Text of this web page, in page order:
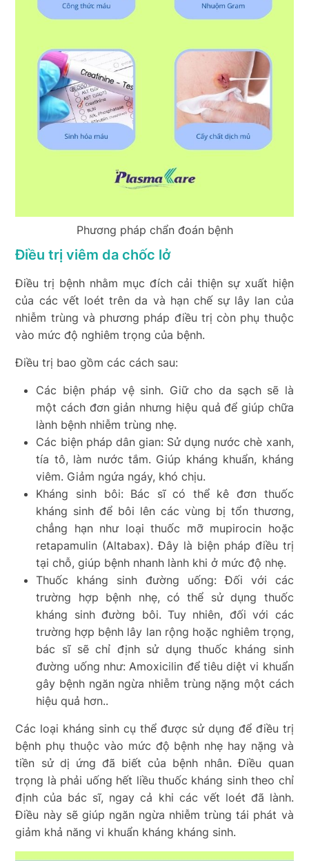
Phương pháp chẩn đoán bệnh
Điều trị viêm da chốc lở
Điều trị bệnh nhằm mục đích cải thiện sự xuất hiện
của các vết loét trên da và hạn chế sự lây lan của
nhiễm trùng và phương pháp điều trị còn phụ thuộc
vào mức độ nghiêm trọng của bệnh.
Điều trị bao gồm các cách sau:
Các biện pháp vệ sinh. Giữ cho da sạch sẽ là
một cách đơn giản nhưng hiệu quả để giúp chữa
lành bệnh nhiễm trùng nhẹ.
Các biện pháp dân gian: Sử dụng nước chè xanh,
tía tô, làm nước tắm. Giúp kháng khuẩn, kháng
viêm. Giảm ngứa ngáy, khó chịu.
Kháng sinh bôi: Bác sĩ có thể kê đơn thuốc
kháng sinh để bôi lên các vùng bị tổn thương,
chẳng hạn như loại thuốc mỡ mupirocin hoặc
retapamulin (Altabax). Đây là biện pháp điều trị
tại chỗ, giúp bệnh nhanh lành khi ở mức độ nhẹ.
Thuốc kháng sinh đường uống: Đối với các
trường hợp bệnh nhẹ, có thể sử dụng thuốc
kháng sinh đường bôi. Tuy nhiên, đối với các
trường hợp bệnh lây lan rộng hoặc nghiêm trọng,
bác sĩ sẽ chỉ định sử dụng thuốc kháng sinh
đường uống như: Amoxicilin để tiêu diệt vi khuẩn
gây bệnh ngăn ngừa nhiễm trùng nặng một cách
hiệu quả hơn..
Các loại kháng sinh cụ thể được sử dụng để điều trị
bệnh phụ thuộc vào mức độ bệnh nhẹ hay nặng và
tiền sử dị ứng đã biết của bệnh nhân. Điều quan
trọng là phải uống hết liều thuốc kháng sinh theo chỉ
định của bác sĩ, ngay cả khi các vết loét đã lành.
Điều này sẽ giúp ngăn ngừa nhiễm trùng tái phát và
giảm khả năng vi khuẩn kháng kháng sinh.